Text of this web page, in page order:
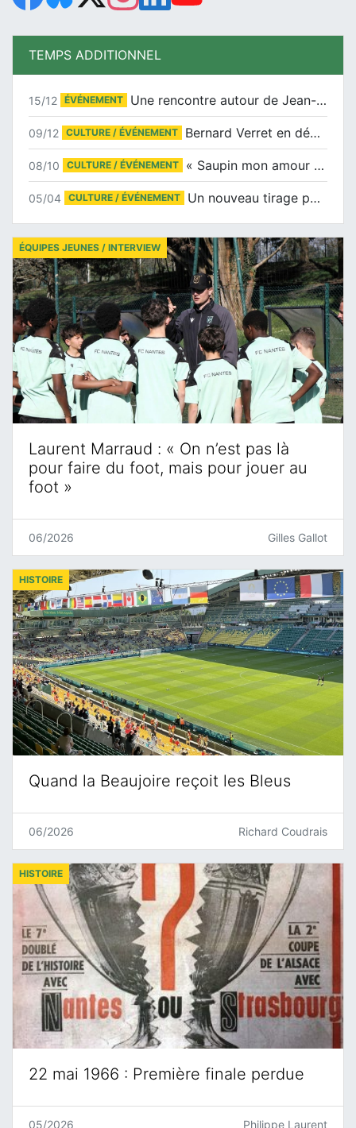
TEMPS ADDITIONNEL
15/12 ÉVÉNEMENT Une rencontre autour de Jean-Claude Suaudeau
09/12 CULTURE / ÉVÉNEMENT Bernard Verret en dédicaces le samedi 13 décembre à l’Espace Culturel Atlantis
08/10 CULTURE / ÉVÉNEMENT « Saupin mon amour » au salon du livre de Trentemoult
05/04 CULTURE / ÉVÉNEMENT Un nouveau tirage pour le Docu-BD
Laurent Marraud : « On n’est pas là
pour faire du foot, mais pour jouer au
foot »
ÉQUIPES JEUNES / INTERVIEW
06/2026 Gilles Gallot
Quand la Beaujoire reçoit les Bleus
HISTOIRE
06/2026 Richard Coudrais
22 mai 1966 : Première finale perdue
HISTOIRE
05/2026 Philippe Laurent